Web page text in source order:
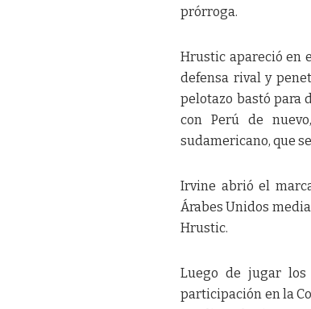
prórroga.
Hrustic apareció en
defensa rival y
pelotazo bastó para
con Perú de
sudamericano, que
Irvine abrió el
Árabes Unidos
Hrustic.
Luego de jugar los
participación en la